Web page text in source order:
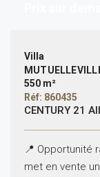
Villa
550 m²
Réf: 860435
CENTURY 21
📍 Opportunité
met en vente